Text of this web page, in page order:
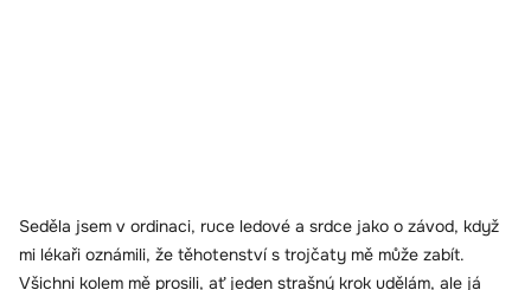
Seděla jsem v ordinaci, ruce ledové a srdce jako o závod, když
mi lékaři oznámili, že těhotenství s trojčaty mě může zabít.
Všichni kolem mě prosili, ať jeden strašný krok udělám, ale já